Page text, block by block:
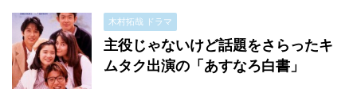
木村拓哉 ドラマ
主役じゃないけど話題をさらったキ
ムタク出演の「あすなろ白書」